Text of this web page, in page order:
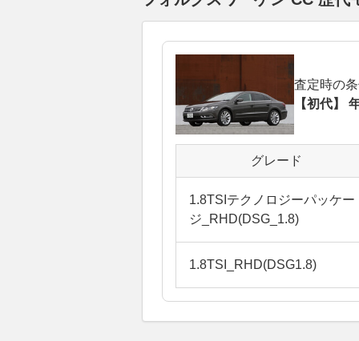
査定時の
【初代】
グレード
1.8TSIテクノロジーパッケー
ジ_RHD(DSG_1.8)
1.8TSI_RHD(DSG1.8)